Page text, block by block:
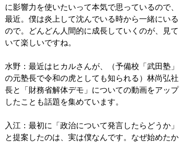
に影響力を使いたいって本気で思っているので、
最近。僕は炎上して沈んでいる時から一緒にいる
ので。どんどん人間的に成長していくのが、見て
いて楽しいですね。
水野：最近はヒカルさんが、（予備校「武田塾」
の元塾長で令和の虎としても知られる）林尚弘社
長と「財務省解体デモ」についての動画をアップ
したことも話題を集めています。
入江：最初に「政治について発言したらどうか」
と提案したのは、実は僕なんです。なぜ始めたか